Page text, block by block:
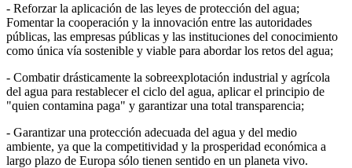
- Reforzar la aplicación de las leyes de protección del agua;
Fomentar la cooperación y la innovación entre las autoridades
públicas, las empresas públicas y las instituciones del conocimiento
como única vía sostenible y viable para abordar los retos del agua;
- Combatir drásticamente la sobreexplotación industrial y agrícola
del agua para restablecer el ciclo del agua, aplicar el principio de
"quien contamina paga" y garantizar una total transparencia;
- Garantizar una protección adecuada del agua y del medio
ambiente, ya que la competitividad y la prosperidad económica a
largo plazo de Europa sólo tienen sentido en un planeta vivo.